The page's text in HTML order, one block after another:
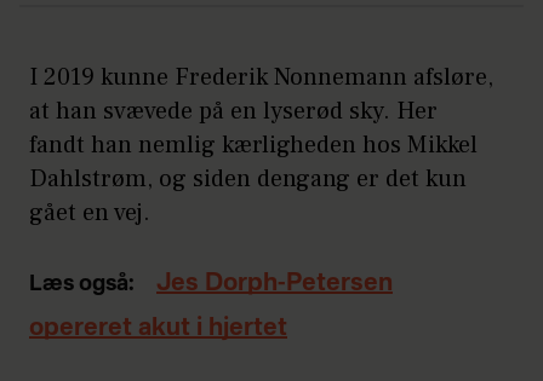
I 2019 kunne Frederik Nonnemann afsløre,
at han svævede på en lyserød sky. Her
fandt han nemlig kærligheden hos Mikkel
Dahlstrøm, og siden dengang er det kun
gået en vej.
Læs også:
Jes Dorph-Petersen
opereret akut i hjertet